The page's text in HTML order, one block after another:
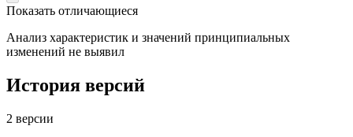
Показать отличающиеся
Анализ характеристик и значений принципиальных
изменений не выявил
История версий
2 версии